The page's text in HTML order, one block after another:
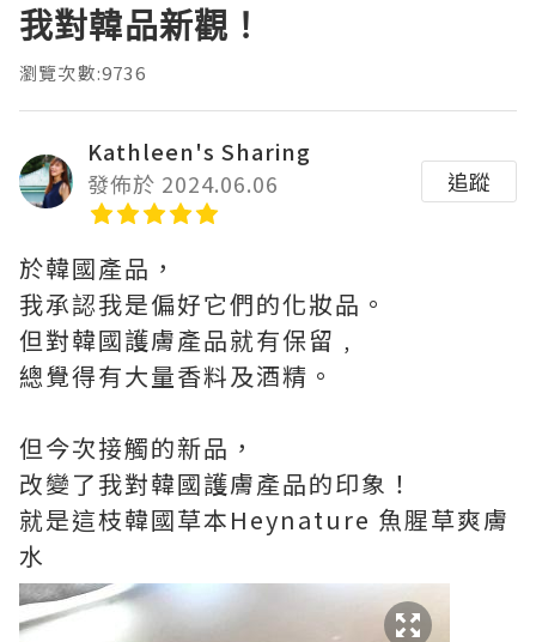
我對韓品新觀！
瀏覽次數:9736
Kathleen's Sharing
發佈於 2024.06.06
追蹤
於韓國產品，
我承認我是偏好它們的化妝品。
但對韓國護膚產品就有保留﹐
總覺得有大量香料及酒精。
但今次接觸的新品，
改變了我對韓國護膚產品的印象！
就是這枝韓國草本Heynature 魚腥草爽膚
水